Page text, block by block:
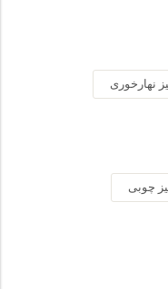
نهارخوری
چوبی